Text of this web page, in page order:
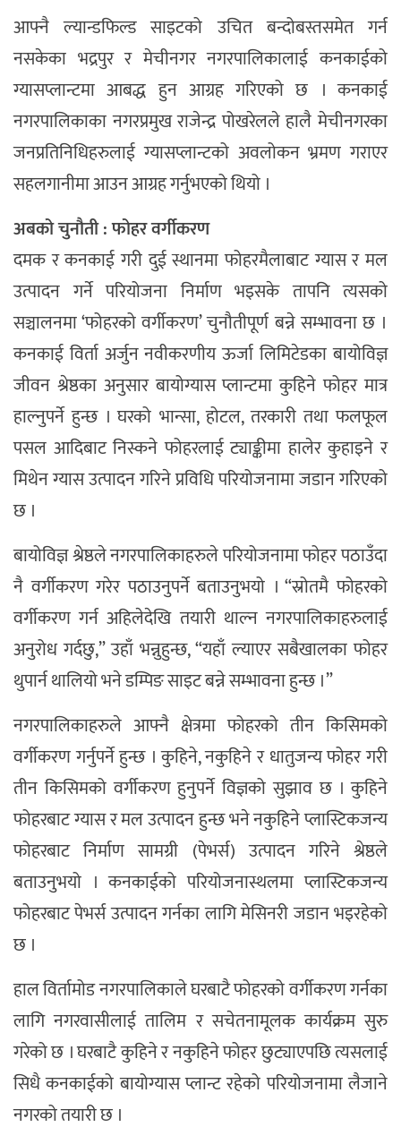
आफ्नै ल्यान्डफिल्ड साइटको उचित बन्दोबस्तसमेत गर्न
नसकेका भद्रपुर र मेचीनगर नगरपालिकालाई कनकाईको
ग्यासप्लान्टमा आबद्ध हुन आग्रह गरिएको छ । कनकाई
नगरपालिकाका नगरप्रमुख राजेन्द्र पोखरेलले हालै मेचीनगरका
जनप्रतिनिधिहरुलाई ग्यासप्लान्टको अवलोकन भ्रमण गराएर
सहलगानीमा आउन आग्रह गर्नुभएको थियो ।
अबको चुनौती : फोहर वर्गीकरण
दमक र कनकाई गरी दुई स्थानमा फोहरमैलाबाट ग्यास र मल
उत्पादन गर्ने परियोजना निर्माण भइसके तापनि त्यसको
सञ्चालनमा ‘फोहरको वर्गीकरण’ चुनौतीपूर्ण बन्ने सम्भावना छ ।
कनकाई विर्ता अर्जुन नवीकरणीय ऊर्जा लिमिटेडका बायोविज्ञ
जीवन श्रेष्ठका अनुसार बायोग्यास प्लान्टमा कुहिने फोहर मात्र
हाल्नुपर्ने हुन्छ । घरको भान्सा, होटल, तरकारी तथा फलफूल
पसल आदिबाट निस्कने फोहरलाई ट्याङ्कीमा हालेर कुहाइने र
मिथेन ग्यास उत्पादन गरिने प्रविधि परियोजनामा जडान गरिएको
छ ।
बायोविज्ञ श्रेष्ठले नगरपालिकाहरुले परियोजनामा फोहर पठाउँदा
नै वर्गीकरण गरेर पठाउनुपर्ने बताउनुभयो । “स्रोतमै फोहरको
वर्गीकरण गर्न अहिलेदेखि तयारी थाल्न नगरपालिकाहरुलाई
अनुरोध गर्दछु,” उहाँ भन्नुहुन्छ, “यहाँ ल्याएर सबैखालका फोहर
थुपार्न थालियो भने डम्पिङ साइट बन्ने सम्भावना हुन्छ ।”
नगरपालिकाहरुले आफ्नै क्षेत्रमा फोहरको तीन किसिमको
वर्गीकरण गर्नुपर्ने हुन्छ । कुहिने, नकुहिने र धातुजन्य फोहर गरी
तीन किसिमको वर्गीकरण हुनुपर्ने विज्ञको सुझाव छ । कुहिने
फोहरबाट ग्यास र मल उत्पादन हुन्छ भने नकुहिने प्लास्टिकजन्य
फोहरबाट निर्माण सामग्री (पेभर्स) उत्पादन गरिने श्रेष्ठले
बताउनुभयो । कनकाईको परियोजनास्थलमा प्लास्टिकजन्य
फोहरबाट पेभर्स उत्पादन गर्नका लागि मेसिनरी जडान भइरहेको
छ ।
हाल विर्तामोड नगरपालिकाले घरबाटै फोहरको वर्गीकरण गर्नका
लागि नगरवासीलाई तालिम र सचेतनामूलक कार्यक्रम सुरु
गरेको छ । घरबाटै कुहिने र नकुहिने फोहर छुट्याएपछि त्यसलाई
सिधै कनकाईको बायोग्यास प्लान्ट रहेको परियोजनामा लैजाने
नगरको तयारी छ ।